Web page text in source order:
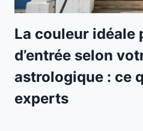
La couleur idéale
d’entrée selon
astrologique : ce
experts